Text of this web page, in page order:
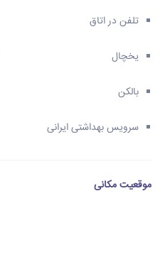
تلفن در اتاق
یخچال
بالکن
سرویس بهداشتی ایرانی
موقعیت مکانی